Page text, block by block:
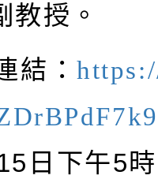
教授。
結：
日下午5